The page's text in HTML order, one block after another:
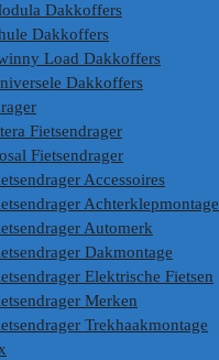
Dakkoffers
Dakkoffers
Load Dakkoffers
Dakkoffers
Fietsendrager
Fietsendrager
Accessoires
Achterklepmontage
Automerk
Dakmontage
Elektrische Fietsen
Merken
Trekhaakmontage